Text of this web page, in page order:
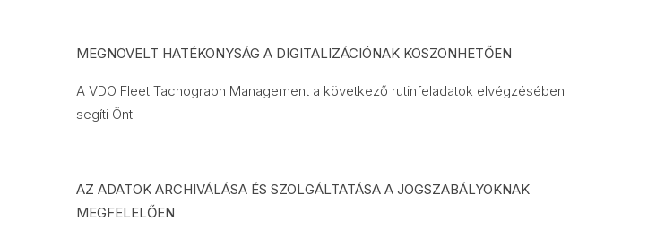
MEGNÖVELT HATÉKONYSÁG A DIGITALIZÁCIÓNAK KÖSZÖNHETŐEN
A VDO Fleet Tachograph Management a következő rutinfeladatok elvégzésében
segíti Önt:
AZ ADATOK ARCHIVÁLÁSA ÉS SZOLGÁLTATÁSA A JOGSZABÁLYOKNAK
MEGFELELŐEN